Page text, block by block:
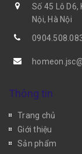
Số 45 Lô D6,
Nội, Hà Nội
Thông tin
Trang chủ
Giới thiệu
Sản phẩm